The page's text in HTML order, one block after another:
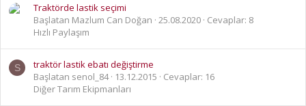
Traktörde lastik seçimi
Başlatan Mazlum Can Doğan 25.08.2020 Cevaplar: 8
Hızlı Paylaşım
S
traktör lastik ebatı değiştirme
Başlatan senol_84
13.12.2015
Cevaplar: 16
Diğer Tarım Ekipmanları